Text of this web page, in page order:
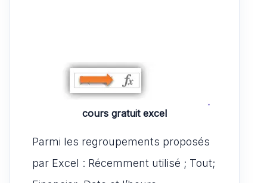
cours gratuit excel
Parmi les regroupements proposés
par Excel : Récemment utilisé ; Tout;